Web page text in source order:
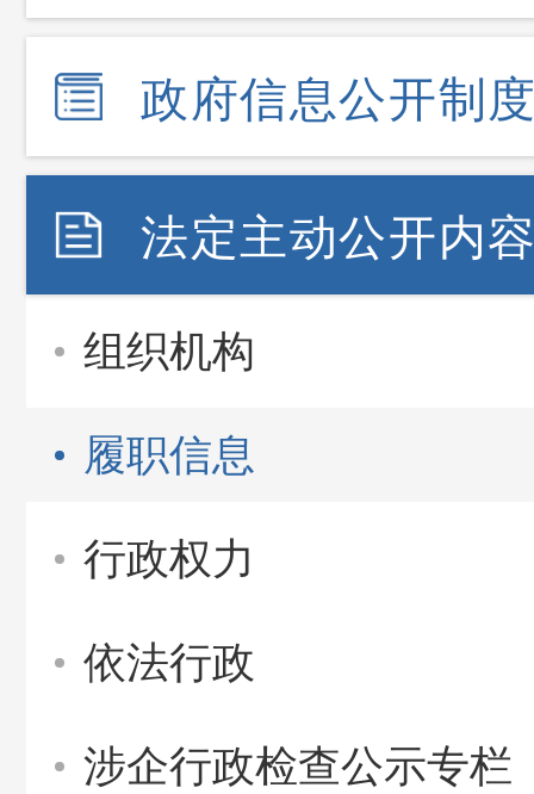
政府信息公开制
法定主动公开内
组织机构
履职信息
行政权力
依法行政
涉企行政检查公示专栏